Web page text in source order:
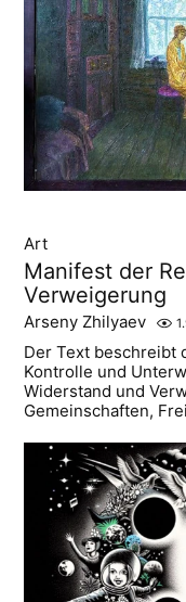
Art
Manifest der
Verweigerung
Arseny Zhilyaev
Der Text beschreibt
Kontrolle und
Widerstand und
Gemeinschaften,